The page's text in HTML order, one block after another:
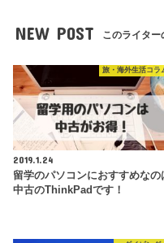
NEW POST このライター
旅・海外生活コラ
2019.1.24
留学のパソコンにおすすめなの
中古のThinkPadです！